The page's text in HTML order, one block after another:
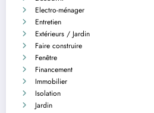
Electro-ménager
Entretien
Extérieurs / Jardin
Faire construire
Fenêtre
Financement
Immobilier
Isolation
Jardin